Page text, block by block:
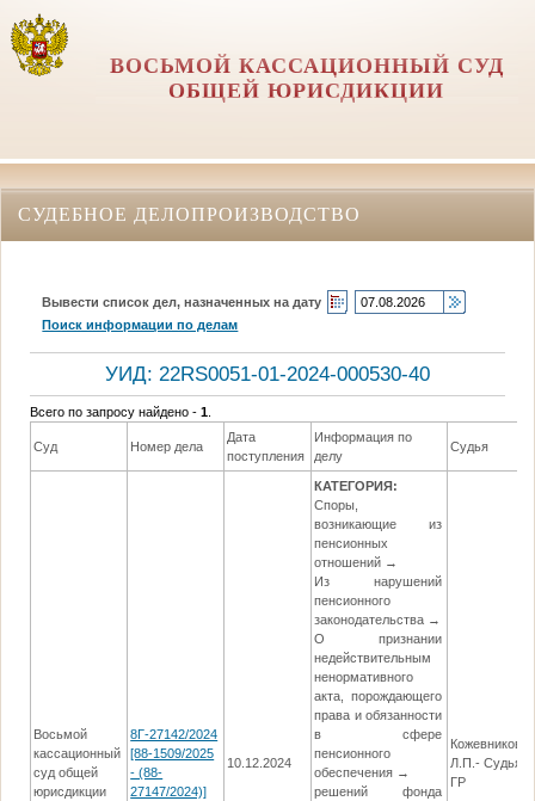
ВОСЬМОЙ КАССАЦИОННЫЙ СУД
ОБЩЕЙ ЮРИСДИКЦИИ
СУДЕБНОЕ ДЕЛОПРОИЗВОДСТВО
Вывести список дел, назначенных на дату
Поиск информации по делам
УИД: 22RS0051-01-2024-000530-40
Всего по запросу найдено -1
Суд Номер дела
Дата
поступления
Информация по
делу
Судья
Восьмой
кассационный
суд общей
юрисдикции
8Г-27142/2024
[88-1509/2025
- (88-
27147/2024)]
10.12.2024
КАТЕГОРИЯ:
Споры,
возникающие из
пенсионных
отношений →
Из нарушений
пенсионного
законодательства →
О признании
недействительным
ненормативного
акта, порождающего
права и обязанности
в сфере
пенсионного
обеспечения →
решений фонда
Кожевникова
Л.П.- Судья
ГР